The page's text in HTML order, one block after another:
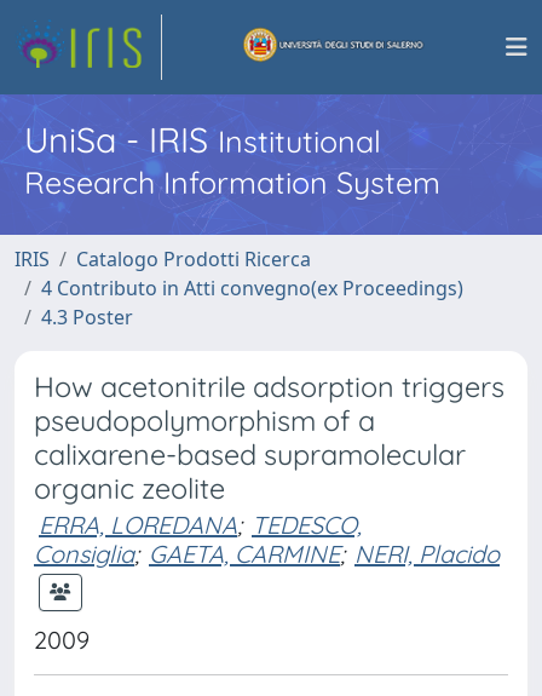
UniSa - IRISInstitutional
Research Information System
IRIS
Catalogo Prodotti Ricerca
4 Contributo in Atti convegno(ex Proceedings)
4.3 Poster
How acetonitrile adsorption triggers
pseudopolymorphism of a
calixarene-based supramolecular
organic zeolite
ERRA, LOREDANA; TEDESCO,
Consiglia; GAETA, CARMINE; NERI, Placido
2009